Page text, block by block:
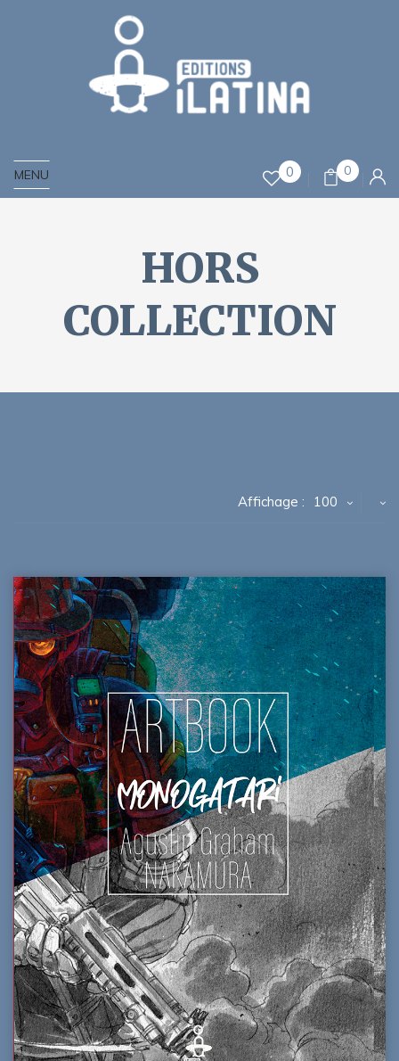
MENU 0 0
HORS
COLLECTION
Affichage : 100